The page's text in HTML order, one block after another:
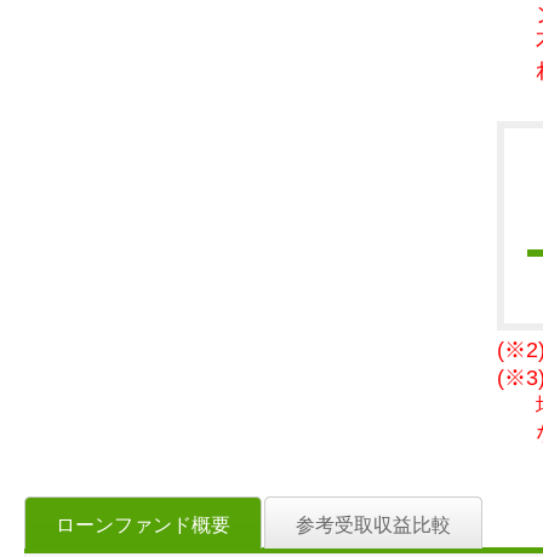
(※2)
(※3)
ローンファンド概要 参考受取収益比較